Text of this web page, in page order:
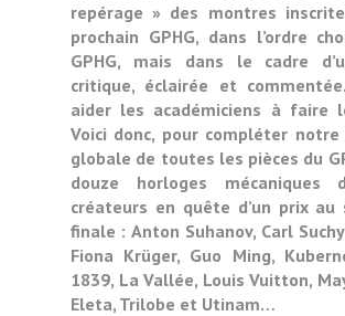
repérage » des montres
prochain GPHG, dans l’ordre
GPHG, mais dans le cadre
critique, éclairée et
aider les académiciens à faire
Voici donc, pour compléter notre
globale de toutes les pièces du
douze horloges mécaniques
créateurs en quête d’un prix
finale : Anton Suhanov, Carl
Fiona Krüger, Guo Ming,
1839, La Vallée, Louis Vuitton,
Eleta, Trilobe et Utinam…